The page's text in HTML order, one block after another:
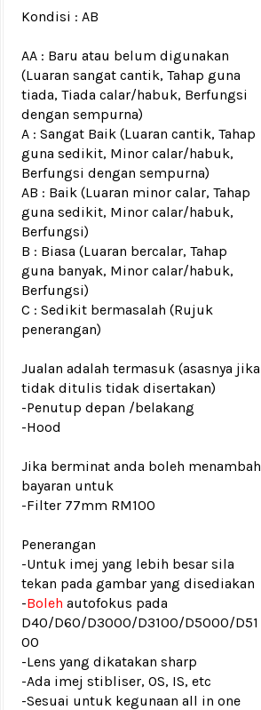
Kondisi : AB
AA : Baru atau belum digunakan
(Luaran sangat cantik, Tahap guna
tiada, Tiada calar/habuk, Berfungsi
dengan sempurna)
A : Sangat Baik (Luaran cantik, Tahap
guna sedikit, Minor calar/habuk,
Berfungsi dengan sempurna)
AB : Baik (Luaran minor calar, Tahap
guna sedikit, Minor calar/habuk,
Berfungsi)
B : Biasa (Luaran bercalar, Tahap
guna banyak, Minor calar/habuk,
Berfungsi)
C : Sedikit bermasalah (Rujuk
penerangan)
Jualan adalah termasuk (asasnya jika
tidak ditulis tidak disertakan)
-Penutup depan /belakang
-Hood
Jika berminat anda boleh menambah
bayaran untuk
-Filter 77mm RM100
Penerangan
-Untuk imej yang lebih besar sila
tekan pada gambar yang disediakan
-Boleh autofokus pada
D40/D60/D3000/D3100/D5000/D51
00
-Lens yang dikatakan sharp
-Ada imej stibliser, OS, IS, etc
-Sesuai untuk kegunaan all in one